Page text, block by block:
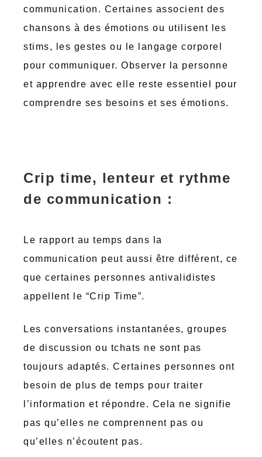
communication. Certaines associent des
chansons à des émotions ou utilisent les
stims, les gestes ou le langage corporel
pour communiquer. Observer la personne
et apprendre avec elle reste essentiel pour
comprendre ses besoins et ses émotions.
Crip time, lenteur et rythme
de communication :
Le rapport au temps dans la
communication peut aussi être différent, ce
que certaines personnes antivalidistes
appellent le “Crip Time”.
Les conversations instantanées, groupes
de discussion ou tchats ne sont pas
toujours adaptés. Certaines personnes ont
besoin de plus de temps pour traiter
l’information et répondre. Cela ne signifie
pas qu’elles ne comprennent pas ou
qu’elles n’écoutent pas.